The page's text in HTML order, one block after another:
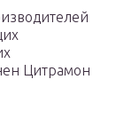
Цитрамон